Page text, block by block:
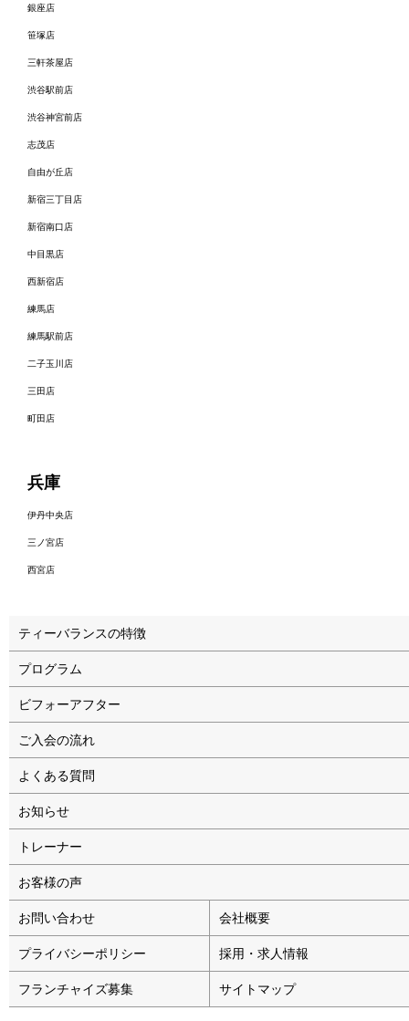
銀座店
笹塚店
三軒茶屋店
渋谷駅前店
渋谷神宮前店
志茂店
自由が丘店
新宿三丁目店
新宿南口店
中目黒店
西新宿店
練馬店
練馬駅前店
二子玉川店
三田店
町田店
兵庫
伊丹中央店
三ノ宮店
西宮店
ティーバランスの特徴
プログラム
ビフォーアフター
ご入会の流れ
よくある質問
お知らせ
トレーナー
お客様の声
お問い合わせ 会社概要
プライバシーポリシー 採用・求人情報
フランチャイズ募集 サイトマップ